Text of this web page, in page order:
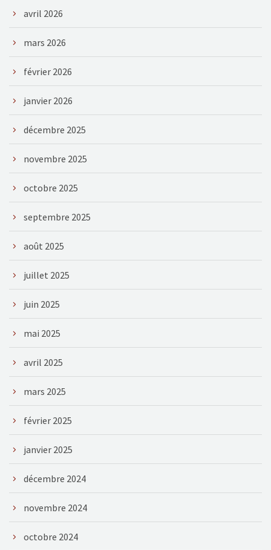
avril 2026
mars 2026
février 2026
janvier 2026
décembre 2025
novembre 2025
octobre 2025
septembre 2025
août 2025
juillet 2025
juin 2025
mai 2025
avril 2025
mars 2025
février 2025
janvier 2025
décembre 2024
novembre 2024
octobre 2024